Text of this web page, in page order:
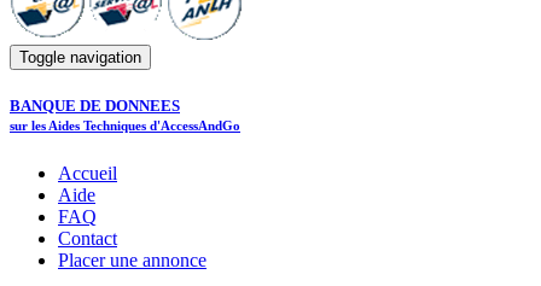
Toggle navigation
BANQUE DE DONNEES
sur les Aides Techniques d'AccessAndGo
Accueil
Aide
FAQ
Contact
Placer une annonce